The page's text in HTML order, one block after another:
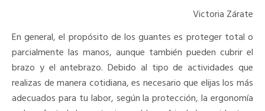
Victoria Zárate
En general, el propósito de los guantes es proteger total o
parcialmente las manos, aunque también pueden cubrir el
brazo y el antebrazo. Debido al tipo de actividades que
realizas de manera cotidiana, es necesario que elijas los más
adecuados para tu labor, según la protección, la ergonomía